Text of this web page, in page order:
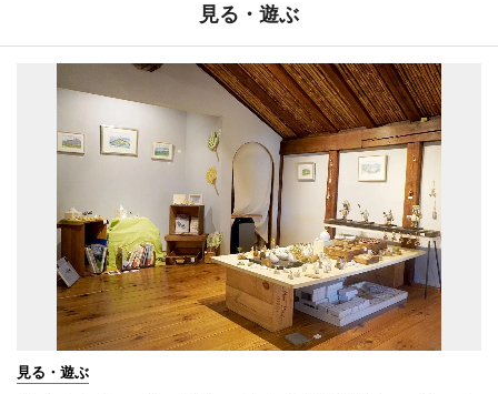
見る・遊ぶ
見る・遊ぶ